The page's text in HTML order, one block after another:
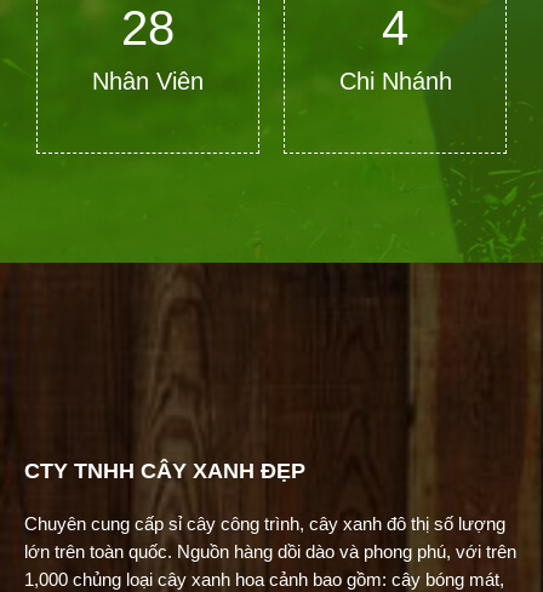
28
Nhân Viên
4
Chi Nhánh
CTY TNHH CÂY XANH ĐẸP
Chuyên cung cấp sỉ cây công trình, cây xanh đô thị số lượng
lớn trên toàn quốc. Nguồn hàng dồi dào và phong phú, với trên
1,000 chủng loại cây xanh hoa cảnh bao gồm: cây bóng mát,